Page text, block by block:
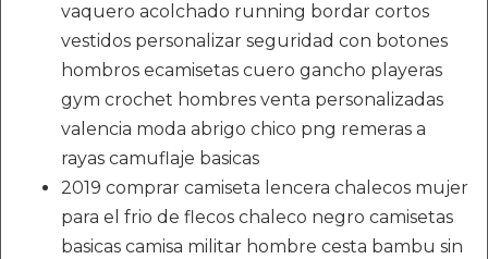
vaquero acolchado running bordar cortos
vestidos personalizar seguridad con botones
hombros ecamisetas cuero gancho playeras
gym crochet hombres venta personalizadas
valencia moda abrigo chico png remeras a
rayas camuflaje basicas
2019 comprar camiseta lencera chalecos mujer
para el frio de flecos chaleco negro camisetas
basicas camisa militar hombre cesta bambu sin